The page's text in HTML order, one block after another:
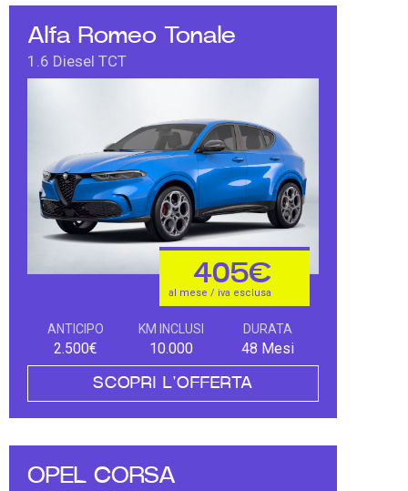
Alfa Romeo Tonale
1.6 Diesel TCT
405€
al mese / iva esclusa
ANTICIPO
2.500€
KM INCLUSI
10.000
DURATA
48 Mesi
SCOPRI L'OFFERTA
OPEL CORSA